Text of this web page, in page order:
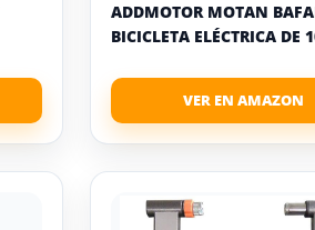
ADDMOTOR MOTAN
BICICLETA ELÉCTRICA DE